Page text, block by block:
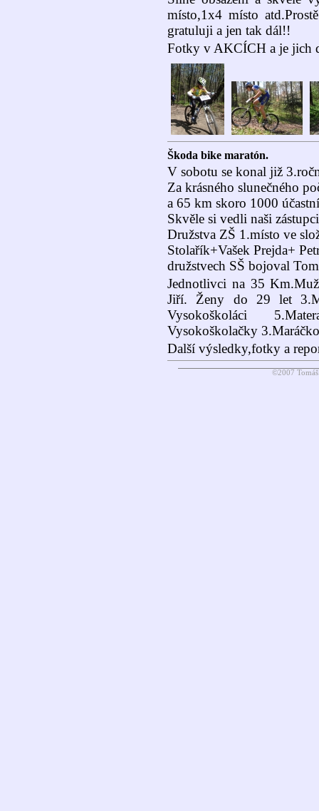
místo,1x4 místo
gratuluji a jen tak dál!!
Fotky v AKCÍCH a je jich
Škoda bike maratón.
V sobotu se konal již
Za krásného slunečného
a 65 km skoro 1000
Skvěle si vedli naši
Družstva ZŠ 1.místo ve
Stolařík+Vašek Prejda+
družstvech SŠ bojoval
Jednotlivci na 35
Jiří. Ženy do 29 let
Vysokoškoláci
Vysokoškolačky
Další výsledky,fotky a
©2007